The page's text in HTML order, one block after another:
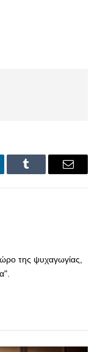
Tumblr Email
της ψυχαγωγίας,